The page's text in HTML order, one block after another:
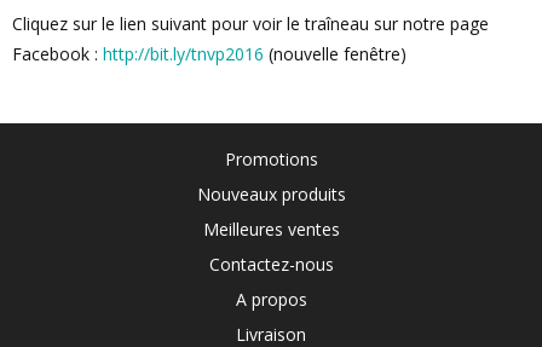
Cliquez sur le lien suivant pour voir le traîneau sur notre page
Facebook : http://bit.ly/tnvp2016 (nouvelle fenêtre)
Promotions
Nouveaux produits
Meilleures ventes
Contactez-nous
A propos
Livraison